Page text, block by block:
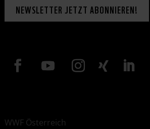
NEWSLETTER JETZT ABONNIEREN!
WWF Österreich